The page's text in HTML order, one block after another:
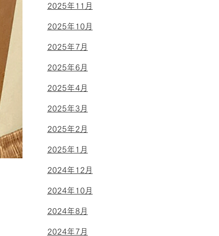
2025年11月
2025年10月
2025年7月
2025年6月
2025年4月
2025年3月
2025年2月
2025年1月
2024年12月
2024年10月
2024年8月
2024年7月